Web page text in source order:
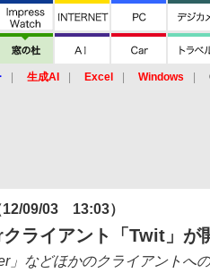
生成AI Excel Windows
12/09/03 13:03）
ライアント「Twit」が
」などほかのクライアントへ